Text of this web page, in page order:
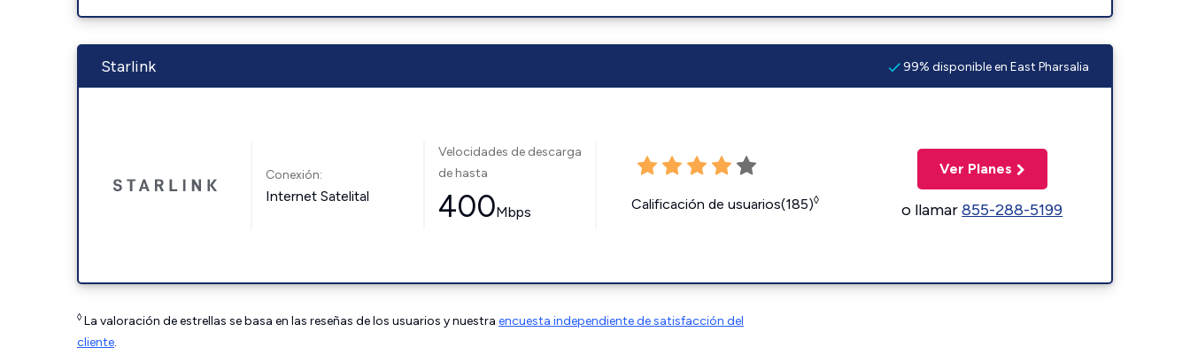
Starlink 99% disponible en East Pharsalia
Conexión:
Internet Satelital
Velocidades de descarga
de hasta
400Mbps Calificación de usuarios(185)◊
Ver Planes
o llamar855-288-5199
◊ La valoración de estrellas se basa en las reseñas de los usuarios y nuestra encuesta independiente de satisfacción del
cliente.